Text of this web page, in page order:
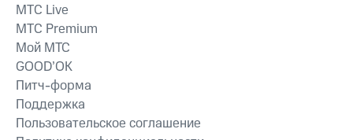
MTС Live
MTС Premium
Мой МТС
GOOD’OK
Питч-форма
Поддержка
Пользовательское соглашение